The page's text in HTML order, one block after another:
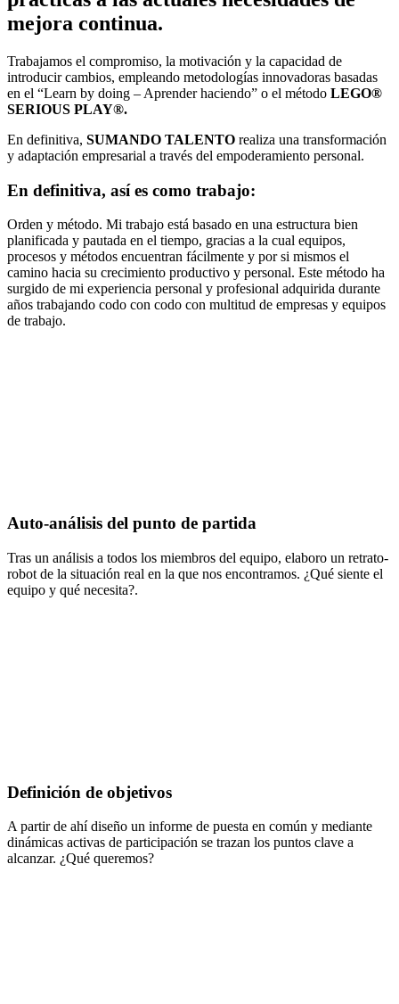
mejora continua.
Trabajamos el compromiso, la motivación y la capacidad de
introducir cambios, empleando metodologías innovadoras basadas
en el “Learn by doing – Aprender haciendo” o el método LEGO®
SERIOUS PLAY®.
En definitiva, SUMANDO TALENTO realiza una transformación
y adaptación empresarial a través del empoderamiento personal.
En definitiva, así es como trabajo:
Orden y método. Mi trabajo está basado en una estructura bien
planificada y pautada en el tiempo, gracias a la cual equipos,
procesos y métodos encuentran fácilmente y por si mismos el
camino hacia su crecimiento productivo y personal. Este método ha
surgido de mi experiencia personal y profesional adquirida durante
años trabajando codo con codo con multitud de empresas y equipos
de trabajo.
Auto-análisis del punto de partida
Tras un análisis a todos los miembros del equipo, elaboro un retrato-
robot de la situación real en la que nos encontramos. ¿Qué siente el
equipo y qué necesita?.
Definición de objetivos
A partir de ahí diseño un informe de puesta en común y mediante
dinámicas activas de participación se trazan los puntos clave a
alcanzar. ¿Qué queremos?